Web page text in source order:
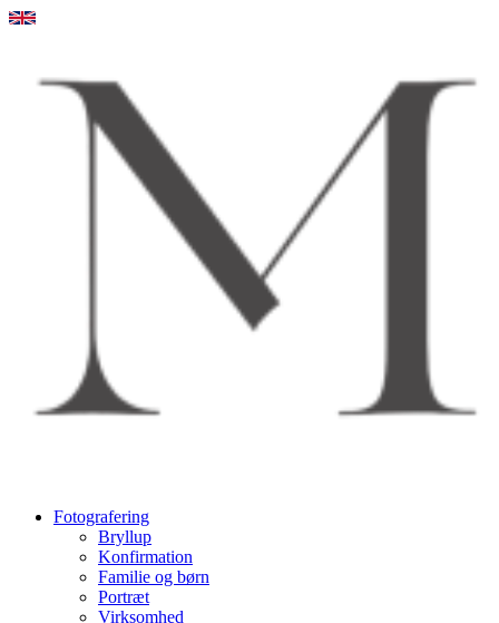
Videre
Fotografering
Bryllup
Konfirmation
Familie og børn
Portræt
Virksomhed